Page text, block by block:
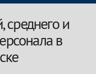
среднего и
в